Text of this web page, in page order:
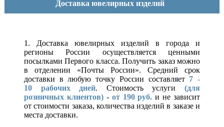
Доставка ювелирных изделий
1. Доставка ювелирных изделий в города и
регионы России осуществляется ценными
посылками Первого класса. Получить заказ можно
в отделении «Почты России». Средний срок
доставки в любую точку России составляет 7 -
10 рабочих дней. Стоимость услуги(для
розничных клиентов)- от 190 руб. и не зависит
от стоимости заказа, количества изделий в заказе и
места доставки.